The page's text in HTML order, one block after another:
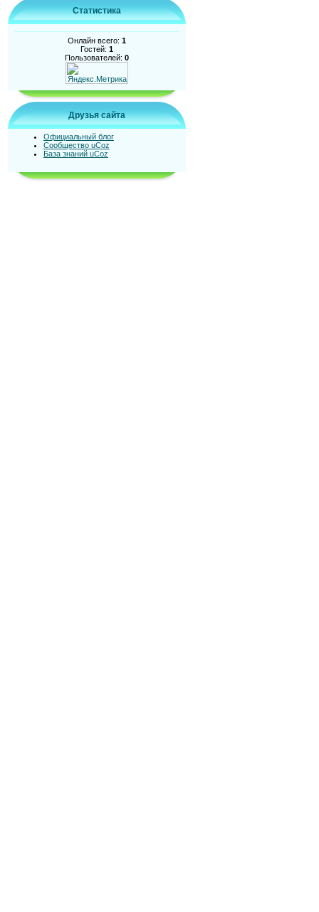
Статистика
Онлайн всего: 1
Гостей: 1
Пользователей: 0
Друзья сайта
Официальный блог
Сообщество uCoz
База знаний uCoz